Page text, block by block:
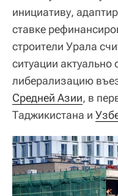
инициативу,
ставке
строители Урала
ситуации
либерализацию
Средней Азии, в
Таджикистана и